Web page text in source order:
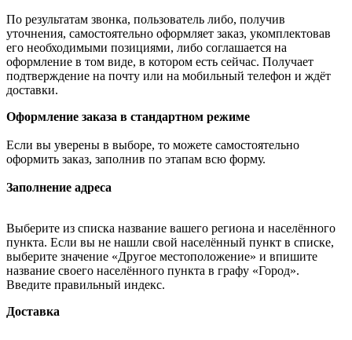
По результатам звонка, пользователь либо, получив
уточнения, самостоятельно оформляет заказ, укомплектовав
его необходимыми позициями, либо соглашается на
оформление в том виде, в котором есть сейчас. Получает
подтверждение на почту или на мобильный телефон и ждёт
доставки.
Оформление заказа в стандартном режиме
Если вы уверены в выборе, то можете самостоятельно
оформить заказ, заполнив по этапам всю форму.
Заполнение адреса
Выберите из списка название вашего региона и населённого
пункта. Если вы не нашли свой населённый пункт в списке,
выберите значение «Другое местоположение» и впишите
название своего населённого пункта в графу «Город».
Введите правильный индекс.
Доставка